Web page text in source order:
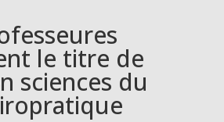
le titre de
sciences du